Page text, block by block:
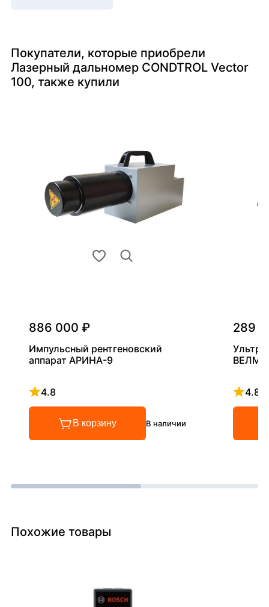
Покупатели, которые приобрели
Лазерный дальномер CONDTROL Vector
100, также купили
886 000 ₽
Импульсный рентгеновский
аппарат АРИНА-9
4.8
Рейтинг 4.8 из 5
В корзину В наличии
289
4.8
Похожие товары